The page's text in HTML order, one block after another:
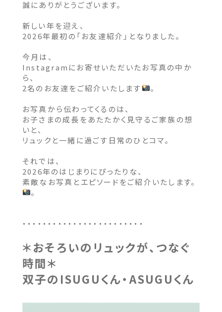
誠にありがとうございます。
新しい年を迎え、
2026年最初の「お友達紹介」となりました。
今月は、
Instagramにお寄せいただいたお写真の中か
ら、
2名のお友達をご紹介いたします
。
お写真から伝わってくるのは、
お子さまの成長をあたたかく見守るご家族の想
いと、
リュックと一緒に過ごす日常のひとコマ。
それでは、
2026年のはじまりにぴったりな、
素敵なお写真とエピソードをご紹介いたします。
。
・・・・・・・・・・・・・・・・・・・・・・・・
＊おそろいのリュックが、つなぐ
時間＊
双子のISUGUくん・ASUGUくん